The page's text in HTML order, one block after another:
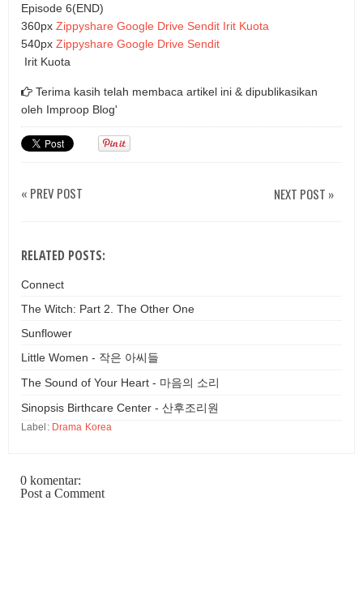
Episode 6(END)
360px Zippyshare Google Drive Sendit Irit Kuota
540px Zippyshare Google Drive Sendit
Irit Kuota
Terima kasih telah membaca artikel ini & dipublikasikan
oleh Improop Blog'
« PREV POST NEXT POST »
RELATED POSTS:
Connect
The Witch: Part 2. The Other One
Sunflower
Little Women - 작은 아씨들
The Sound of Your Heart - 마음의 소리
Sinopsis Birthcare Center - 산후조리원
Label: Drama Korea
0 komentar:
Post a Comment